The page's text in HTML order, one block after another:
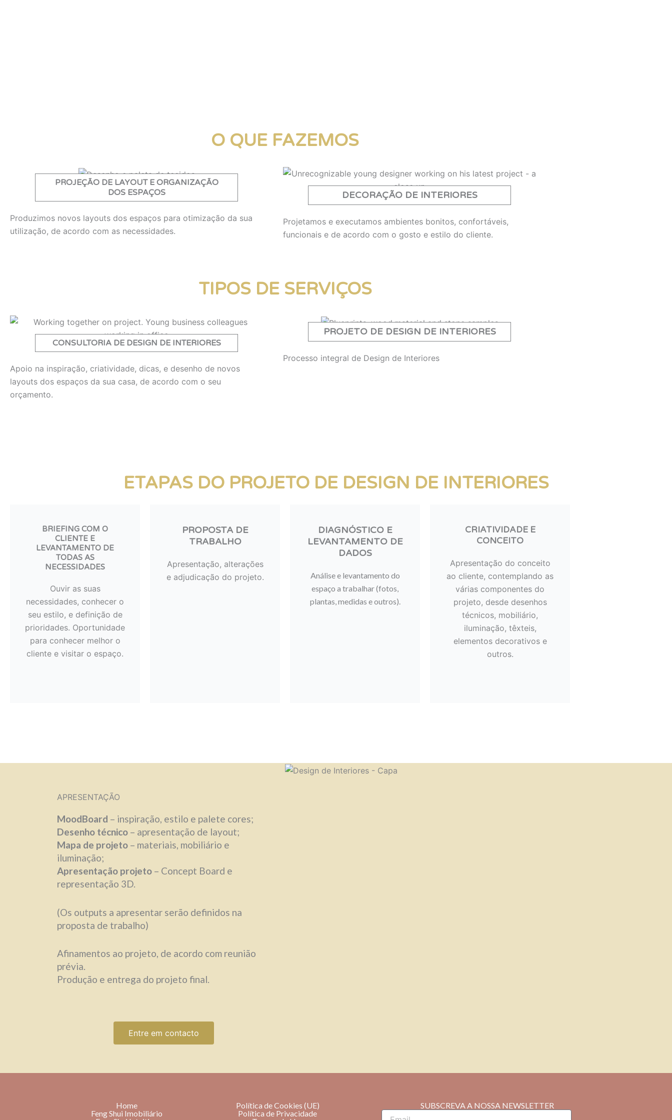
O QUE FAZEMOS
PROJEÇÃO DE LAYOUT E ORGANIZAÇÃO
DOS ESPAÇOS
Produzimos novos layouts dos espaços para otimização da sua
utilização, de acordo com as necessidades.
DECORAÇÃO DE INTERIORES
Projetamos e executamos ambientes bonitos, confortáveis,
funcionais e de acordo com o gosto e estilo do cliente.
TIPOS DE SERVIÇOS
CONSULTORIA DE DESIGN DE INTERIORES
Apoio na inspiração, criatividade, dicas, e desenho de novos
layouts dos espaços da sua casa, de acordo com o seu
orçamento.
PROJETO DE DESIGN DE INTERIORES
Processo integral de Design de Interiores
ETAPAS DO PROJETO DE DESIGN DE INTERIORES
BRIEFING COM O
CLIENTE E
LEVANTAMENTO DE
TODAS AS
NECESSIDADES
Ouvir as suas
necessidades, conhecer o
seu estilo, e definição de
prioridades. Oportunidade
para conhecer melhor o
cliente e visitar o espaço.
PROPOSTA DE
TRABALHO
Apresentação, alterações
e adjudicação do projeto.
DIAGNÓSTICO E
LEVANTAMENTO DE
DADOS
Análise e levantamento do
espaço a trabalhar (fotos,
plantas, medidas e outros).
CRIATIVIDADE E
CONCEITO
Apresentação do conceito
ao cliente, contemplando as
várias componentes do
projeto, desde desenhos
técnicos, mobiliário,
iluminação, têxteis,
elementos decorativos e
outros.
APRESENTAÇÃO
MoodBoard – inspiração, estilo e palete cores;
Desenho técnico – apresentação de layout;
Mapa de projeto – materiais, mobiliário e
iluminação;
Apresentação projeto – Concept Board e
representação 3D.
(Os outputs a apresentar serão definidos na
proposta de trabalho)
Afinamentos ao projeto, de acordo com reunião
prévia.
Produção e entrega do projeto final.
Entre em contacto
Home
Feng Shui Imobiliário
Política de Cookies (UE)
Política de Privacidade
SUBSCREVA A NOSSA NEWSLETTER
Email